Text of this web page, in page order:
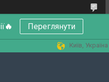
🔥 Переглянути
Київ, Україна